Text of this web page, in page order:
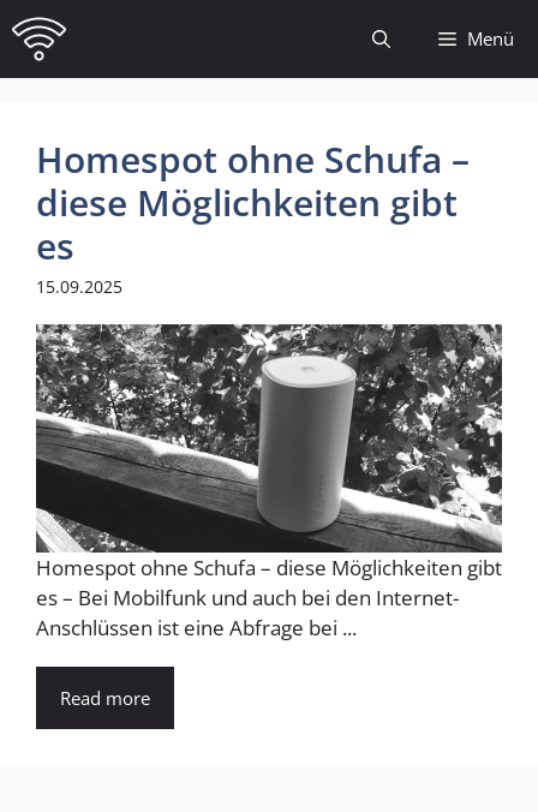
Zum
Inhalt
springen
Menü
Homespot ohne Schufa –
diese Möglichkeiten gibt
es
15.09.2025
Homespot ohne Schufa – diese Möglichkeiten gibt
es – Bei Mobilfunk und auch bei den Internet-
Anschlüssen ist eine Abfrage bei ...
Read more